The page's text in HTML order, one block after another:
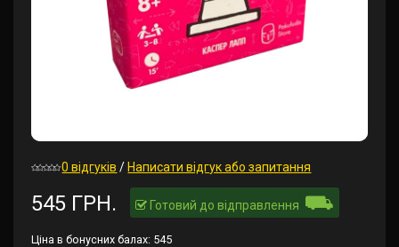
0 відгуків / Написати відгук або запитання
545 ГРН. Готовий до відправлення ⛟
Ціна в бонусних балах: 545